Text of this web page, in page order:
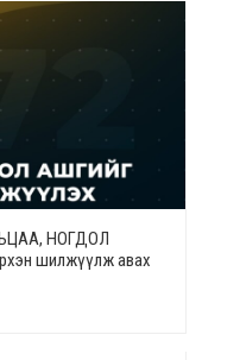
НОГДОЛ
шилжүүлж авах